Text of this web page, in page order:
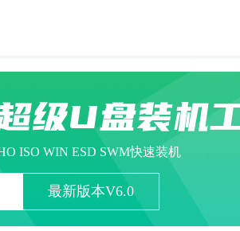
级U盘装机
ISO WIN ESD SWM快速装机
最新版本V6.0